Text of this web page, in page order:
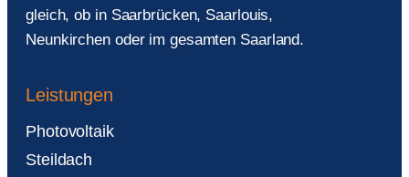
gleich, ob in Saarbrücken, Saarlouis,
Neunkirchen oder im gesamten Saarland.
Leistungen
Photovoltaik
Steildach